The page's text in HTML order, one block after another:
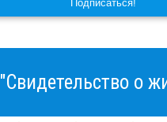
"Свидетельство о